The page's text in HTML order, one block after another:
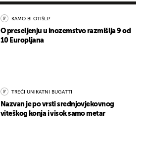
KAMO BI OTIŠLI?
O preseljenju u inozemstvo razmišlja 9 od
10 Europljana
TREĆI UNIKATNI BUGATTI
Nazvan je po vrsti srednjovjekovnog
viteškog konja i visok samo metar